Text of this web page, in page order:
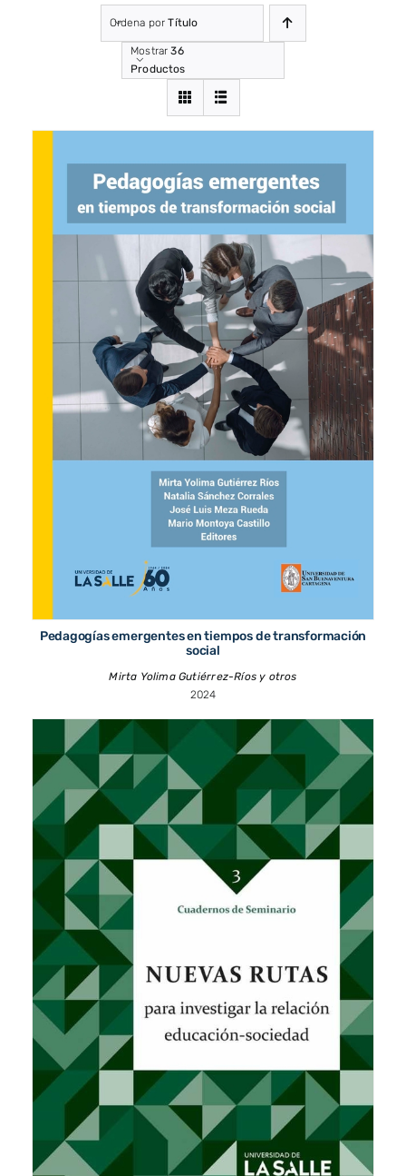
Ordena porTítulo
Mostrar36
Productos
Pedagogías emergentes en tiempos de transformación
social
Mirta Yolima Gutiérrez-Ríos y otros
2024